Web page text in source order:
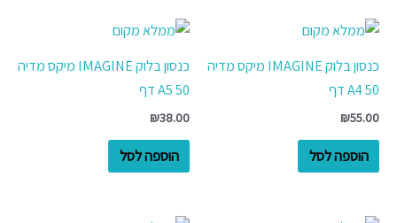
כנסון בלוק IMAGINE מיקס מדיה
A4 50 דף
₪55.00
הוספה לסל
כנסון בלוק IMAGINE מיקס מדיה
A5 50 דף
₪38.00
הוספה לסל